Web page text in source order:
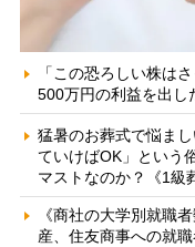
「この恐ろしい株は
500万円の利益を出し
猛暑のお葬式で悩ま
ていけばOK」という
マストなのか？《1級
《商社の大学別就職
産、住友商事への就